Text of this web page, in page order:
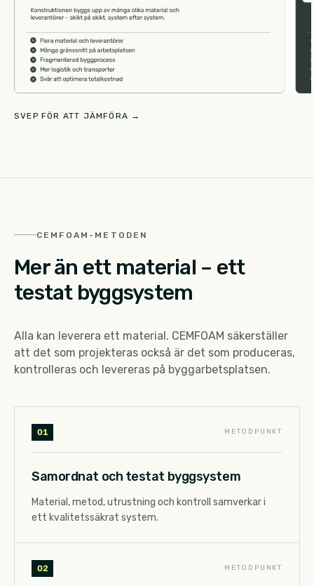
SVEP FÖR ATT JÄMFÖRA →
CEMFOAM-METODEN
Mer än ett material – ett
testat byggsystem
Alla kan leverera ett material. CEMFOAM säkerställer
att det som projekteras också är det som produceras,
kontrolleras och levereras på byggarbetsplatsen.
01 METODPUNKT
Samordnat och testat byggsystem
Material, metod, utrustning och kontroll samverkar i
ett kvalitetssäkrat system.
02 METODPUNKT